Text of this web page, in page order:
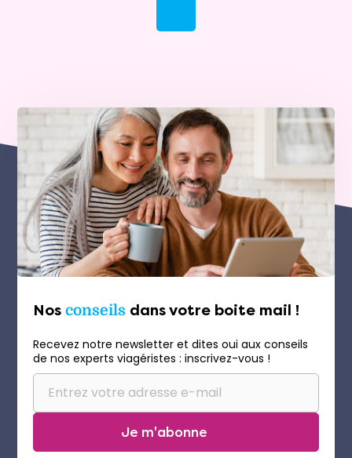
Nos conseils dans votre boite mail !
Recevez notre newsletter et dites oui aux conseils
de nos experts viagéristes : inscrivez-vous !
Je m'abonne